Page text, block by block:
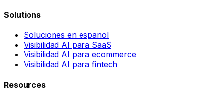
Solutions
Soluciones en espanol
Visibilidad AI para SaaS
Visibilidad AI para ecommerce
Visibilidad AI para fintech
Resources